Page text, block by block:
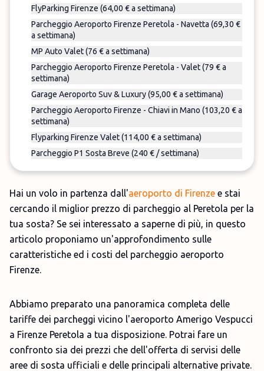
FlyParking Firenze (64,00 € a settimana)
Parcheggio Aeroporto Firenze Peretola - Navetta (69,30 €
a settimana)
MP Auto Valet (76 € a settimana)
Parcheggio Aeroporto Firenze Peretola - Valet (79 € a
settimana)
Garage Aeroporto Suv & Luxury (95,00 € a settimana)
Parcheggio Aeroporto Firenze - Chiavi in Mano (103,20 € a
settimana)
Flyparking Firenze Valet (114,00 € a settimana)
Parcheggio P1 Sosta Breve (240 € / settimana)
Hai un volo in partenza dall'aeroporto di Firenze e stai
cercando il miglior prezzo di parcheggio al Peretola per la
tua sosta? Se sei interessato a saperne di più, in questo
articolo proponiamo un'approfondimento sulle
caratteristiche ed i costi del parcheggio aeroporto
Firenze.
Abbiamo preparato una panoramica completa delle
tariffe dei parcheggi vicino l'aeroporto Amerigo Vespucci
a Firenze Peretola a tua disposizione. Potrai fare un
confronto sia dei prezzi che dell'offerta di servisi delle
aree di sosta ufficiali e delle principali alternative private.